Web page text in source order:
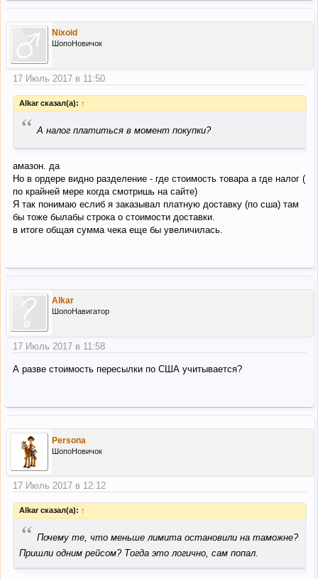
Nixoid
ШопоНовичок
17 Июль 2017 в 11:50
Alkar сказал(а): ↑
“ А налог платиться в момент покупки?
амазон. да
Но в ордере видно разделение - где стоимость товара а где налог (
по крайней мере когда смотришь на сайте)
Я так понимаю еслиб я заказывал платную доставку (по сша) там
бы тоже былабы строка о стоимости доставки.
в итоге общая сумма чека еще бы увеличилась.
Alkar
ШопоНавигатор
17 Июль 2017 в 11:58
А разве стоимость пересылки по США учитывается?
Persona
ШопоНовичок
17 Июль 2017 в 12:12
Alkar сказал(а): ↑
“ Почему те, что меньше лимита остановили на таможне?
Пришли одним рейсом? Тогда это логично, сам попал.